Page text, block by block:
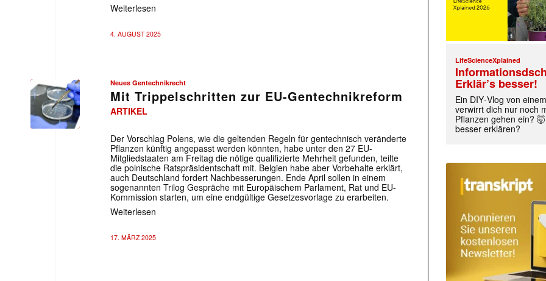
Weiterlesen
4. AUGUST 2025
Neues Gentechnikrecht
Mit Trippelschritten zur EU-Gentechnikreform
ARTIKEL
Der Vorschlag Polens, wie die geltenden Regeln für gentechnisch veränderte
Pflanzen künftig angepasst werden könnten, habe unter den 27 EU-
Mitgliedstaaten am Freitag die nötige qualifizierte Mehrheit gefunden, teilte
die polnische Ratspräsidentschaft mit. Belgien habe aber Vorbehalte erklärt,
auch Deutschland fordert Nachbesserungen. Ende April sollen in einem
sogenannten Trilog Gespräche mit Europäischem Parlament, Rat und EU-
Kommission starten, um eine endgültige Gesetzesvorlage zu erarbeiten.
Weiterlesen
17. MÄRZ 2025
LifeScienceXplained
Erklär’s besser!
Ein DIY‑Vlog von
verwirrt dich nur noch
Pflanzen gehen ein?
besser erklären?